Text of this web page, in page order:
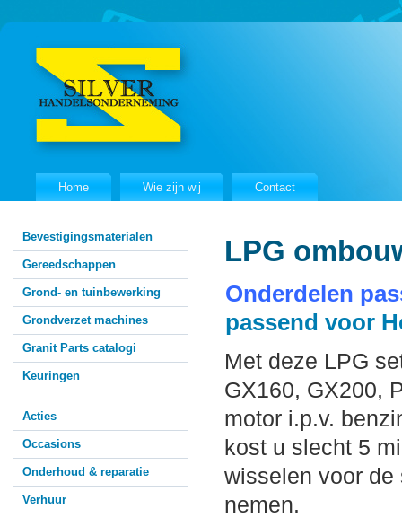
Home Wie zijn wij Contact
Bevestigingsmaterialen
Gereedschappen
Grond- en tuinbewerking
Grondverzet machines
Granit Parts catalogi
Keuringen
Acties
Occasions
Onderhoud & reparatie
Verhuur
LPG
Onderdelen
passend voor
Met deze LPG
GX160, GX200,
motor i.p.v.
kost u slecht 5
wisselen voor de
nemen.